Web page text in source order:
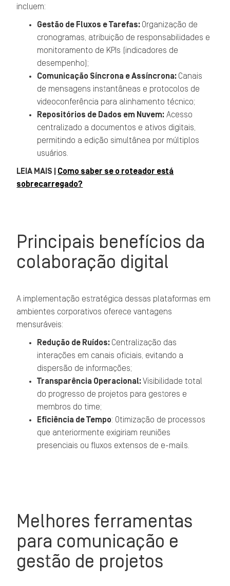
incluem:
Gestão de Fluxos e Tarefas: Organização de
cronogramas, atribuição de responsabilidades e
monitoramento de KPIs (indicadores de
desempenho);
Comunicação Síncrona e Assíncrona: Canais
de mensagens instantâneas e protocolos de
videoconferência para alinhamento técnico;
Repositórios de Dados em Nuvem: Acesso
centralizado a documentos e ativos digitais,
permitindo a edição simultânea por múltiplos
usuários.
LEIA MAIS | Como saber se o roteador está
sobrecarregado?
Principais benefícios da
colaboração digital
A implementação estratégica dessas plataformas em
ambientes corporativos oferece vantagens
mensuráveis:
Redução de Ruídos: Centralização das
interações em canais oficiais, evitando a
dispersão de informações;
Transparência Operacional:Visibilidade total
do progresso de projetos para gestores e
membros do time;
Eficiência de Tempo: Otimização de processos
que anteriormente exigiriam reuniões
presenciais ou fluxos extensos de e-mails.
Melhores ferramentas
para comunicação e
gestão de projetos